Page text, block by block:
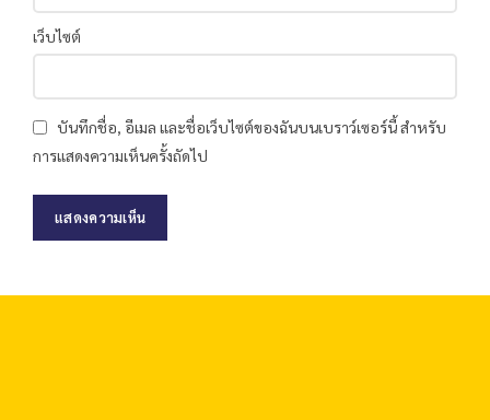
เว็บไซต์
บันทึกชื่อ, อีเมล และชื่อเว็บไซต์ของฉันบนเบราว์เซอร์นี้ สำหรับ
การแสดงความเห็นครั้งถัดไป